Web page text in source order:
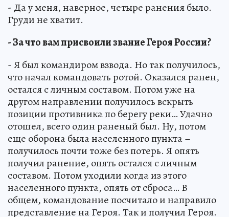
- Да у меня, наверное, четыре ранения было.
Груди не хватит.
- За что вам присвоили звание Героя России?
- Я был командиром взвода. Но так получилось,
что начал командовать ротой. Оказался ранен,
остался с личным составом. Потом уже на
другом направлении получилось вскрыть
позиции противника по берегу реки… Удачно
отошел, всего один раненый был. Ну, потом
еще оборона была населенного пункта –
получилось почти тоже без потерь. Я опять
получил ранение, опять остался с личным
составом. Потом уходили когда из этого
населенного пункта, опять от сброса… В
общем, командование посчитало и направило
представление на Героя. Так и получил Героя.